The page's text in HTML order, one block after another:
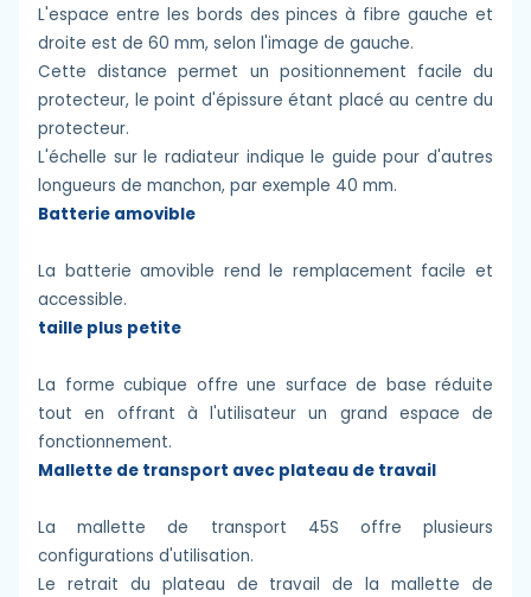
L'espace entre les bords des pinces à fibre gauche et
droite est de 60 mm, selon l'image de gauche.
Cette distance permet un positionnement facile du
protecteur, le point d'épissure étant placé au centre du
protecteur.
L'échelle sur le radiateur indique le guide pour d'autres
longueurs de manchon, par exemple 40 mm.
Batterie amovible
La batterie amovible rend le remplacement facile et
accessible.
taille plus petite
La forme cubique offre une surface de base réduite
tout en offrant à l'utilisateur un grand espace de
fonctionnement.
Mallette de transport avec plateau de travail
La mallette de transport 45S offre plusieurs
configurations d'utilisation.
Le retrait du plateau de travail de la mallette de